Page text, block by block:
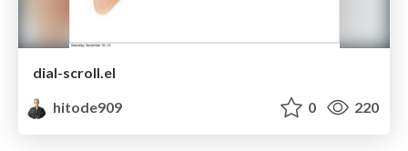
dial-scroll.el
hitode909
0 220